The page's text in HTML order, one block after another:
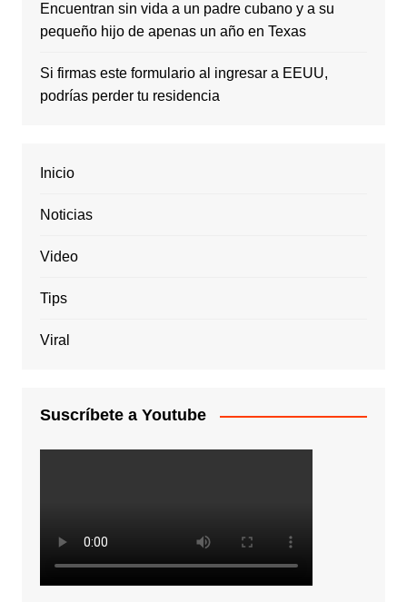
Encuentran sin vida a un padre cubano y a su
pequeño hijo de apenas un año en Texas
Si firmas este formulario al ingresar a EEUU,
podrías perder tu residencia
Inicio
Noticias
Video
Tips
Viral
Suscríbete a Youtube